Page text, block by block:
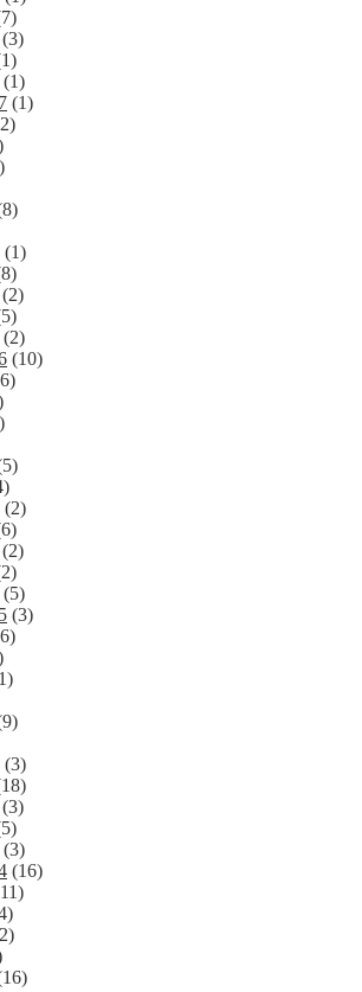
(3)
(1)
(1)
(1)
(2)
(2)
(10)
(2)
(2)
(5)
(3)
(3)
(3)
(3)
(16)